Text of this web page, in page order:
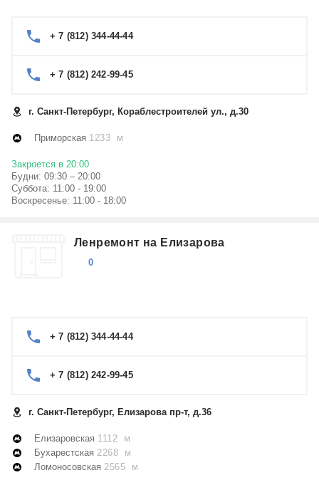
+ 7 (812) 344-44-44
+ 7 (812) 242-99-45
г. Санкт-Петербург, Кораблестроителей ул., д.30
Приморская 1233 м
Закроется в 20:00
Будни: 09:30 – 20:00
Суббота: 11:00 - 19:00
Воскресенье: 11:00 - 18:00
Ленремонт на Елизарова
0
+ 7 (812) 344-44-44
+ 7 (812) 242-99-45
г. Санкт-Петербург, Елизарова пр-т, д.36
Елизаровская 1112 м
Бухарестская 2268 м
Ломоносовская 2565 м